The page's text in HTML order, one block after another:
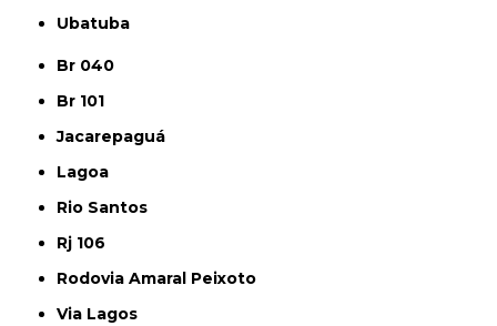
Ubatuba
Br 040
Br 101
Jacarepaguá
Lagoa
Rio Santos
Rj 106
Rodovia Amaral Peixoto
Via Lagos